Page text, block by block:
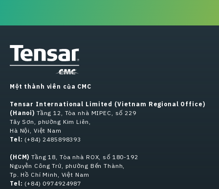
Một thành viên của CMC
Tensar International Limited (Vietnam Regional Office)
(Hanoi) Tầng 12, Tòa nhà MIPEC, số 229
Tây Sơn, phường Kim Liên,
Hà Nội, Việt Nam
Tel: (+84) 2485898393
(HCM) Tầng 18, Tòa nhà ROX, số 180-192
Nguyễn Công Trứ, phường Bến Thành,
Tp. Hồ Chí Minh, Việt Nam
Tel: (+84) 0974924987